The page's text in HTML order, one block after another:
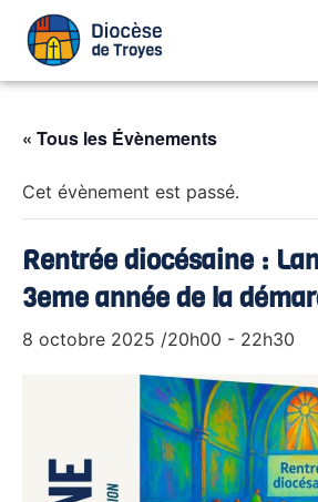
« Tous les Évènements
Cet évènement est passé.
Rentrée diocésaine :
3eme année de la
8 octobre 2025 /20h00 - 22h30